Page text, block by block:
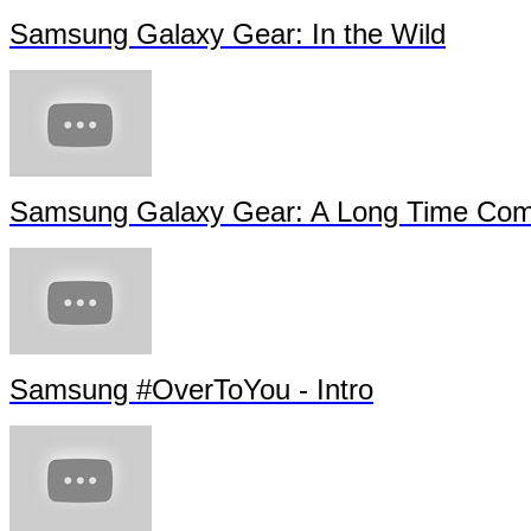
Samsung Galaxy Gear: In the Wild
Samsung Galaxy Gear: A Long Time
Samsung #OverToYou - Intro